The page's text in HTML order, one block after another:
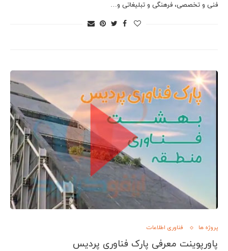
فنی و تخصصی، فرهنگی و تبلیغاتی و…
پروژه ها فناوری اطلاعات
پاورپوینت معرفی پارک فناوری پردیس